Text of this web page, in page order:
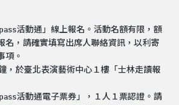
活動通」線上報名。活動名額有限，額
名，請確實填寫出席人聯絡資訊，以利寄
項。
，於臺北表演藝術中心１樓「士林走讀報
活動通電子票券」，１人１票認證。請